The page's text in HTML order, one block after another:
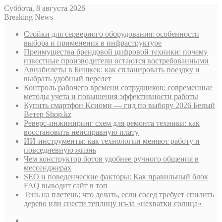
Суббота, 8 августа 2026
Breaking News
Стойки для серверного оборудования: особенности
выбора и применения в инфраструктуре
Преимущества брендовой цифровой техники: почему
известные производители остаются востребованными
Авиабилеты в Бишкек: как спланировать поездку и
выбрать удобный перелет
Контроль рабочего времени сотрудников: современные
методы учета и повышения эффективности работы
Купить смартфон Ксиоми — гид по выбору 2026 Белый
Ветер Shop.kz
Реверс-инжиниринг схем для ремонта техники: как
восстановить неисправную плату
ИИ-инструменты: как технологии меняют работу и
повседневную жизнь
Чем конструктор ботов удобнее ручного общения в
мессенджерах
SEO и поведенческие факторы: Как правильный блок
FAQ выводит сайт в топ
Тень на плетень: что делать, если сосед требует спилить
дерево или снести теплицу из-за «нехватки солнца»